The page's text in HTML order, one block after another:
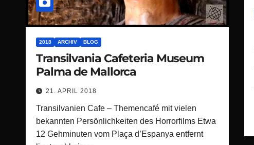
2018 ARCHIV BLOG
Transilvania Cafeteria Museum
Palma de Mallorca
21. APRIL 2018
Transilvanien Cafe – Themencafé mit vielen
bekannten Persönlichkeiten des Horrorfilms Etwa
12 Gehminuten vom Plaça d’Espanya entfernt